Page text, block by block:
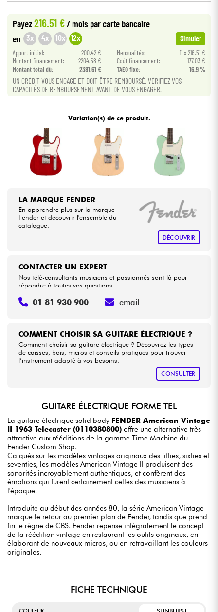
Câbles & Access.
HiFi
Packs
Payez216.51 €/ mois par carte bancaire
en 3x 4x 10x 12x Simuler
Apport initial: 200.42 € Mensualités:
11 x 216.51 €
Montant financement:
2204.58 € Coût financement:
177.03 €
Montant total dù:
2381.61 € TAEG fixe: 16.9 %
UN CRÉDIT VOUS ENGAGE ET DOIT ÊTRE REMBOURSÉ. VÉRIFIEZ VOS
CAPACITÉS DE REMBOURSEMENT AVANT DE VOUS ENGAGER.
Variation(s) de ce produit.
LA MARQUE FENDER
En apprendre plus sur la marque
Fender et découvrir l'ensemble du
catalogue.
DÉCOUVRIR
COMMENT CHOISIR SA GUITARE ÉLECTRIQUE ?
Comment choisir sa guitare électrique ? Découvrez les types
de caisses, bois, micros et conseils pratiques pour trouver
l’instrument adapté à vos besoins.
CONSULTER
CONTACTER UN EXPERT
Nos télé-consultants musiciens et passionnés sont là pour
répondre à toutes vos questions.
01 81 930 900 email
GUITARE ÉLECTRIQUE FORME TEL
La guitare électrique solid body FENDER American Vintage
II 1963 Telecaster (0110380800) offre une alternative très
attractive aux rééditions de la gamme Time Machine du
Fender Custom Shop.
Calqués sur les modèles vintages originaux des fifties, sixties et
seventies, les modèles American Vintage II produisent des
sonorités incroyablement authentiques, et confèrent des
émotions qui furent certainement celles des musiciens à
l'époque.
Introduite au début des années 80, la série American Vintage
marque le retour au premier plan de Fender, tandis que prend
fin le règne de CBS. Fender repense intégralement le concept
de la réédition vintage en restaurant les outils originaux, en
élaborant de nouveaux micros, ou en retravaillant les couleurs
originales.
FICHE TECHNIQUE